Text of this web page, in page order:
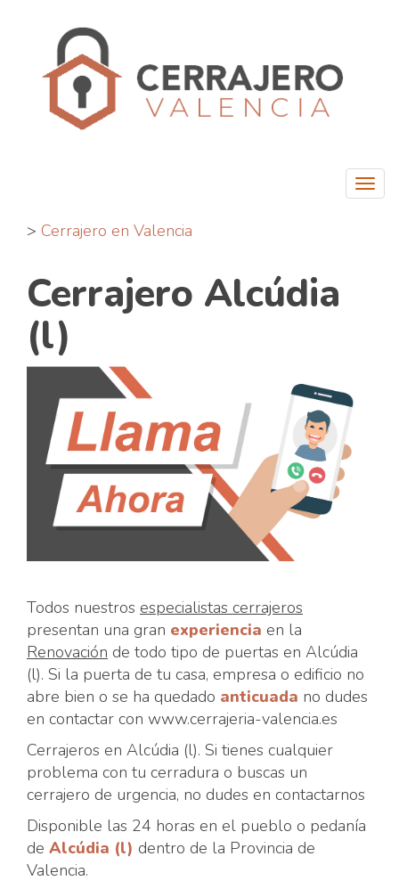
> Cerrajero en Valencia
Cerrajero Alcúdia
(l)
Todos nuestros especialistas cerrajeros
presentan una gran experiencia en la
Renovación de todo tipo de puertas en Alcúdia
(l). Si la puerta de tu casa, empresa o edificio no
abre bien o se ha quedado anticuada no dudes
en contactar con www.cerrajeria-valencia.es
Cerrajeros en Alcúdia (l). Si tienes cualquier
problema con tu cerradura o buscas un
cerrajero de urgencia, no dudes en contactarnos
Disponible las 24 horas en el pueblo o pedanía
de Alcúdia (l) dentro de la Provincia de
Valencia.